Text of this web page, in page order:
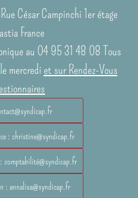
César Campinchi 1er étage
France
au 04 95 31 48 08 Tous
mercredi et sur Rendez-Vous
: christine@syndicap.fr
comptabilité@syndicap.fr
: annalisa@syndicap.fr